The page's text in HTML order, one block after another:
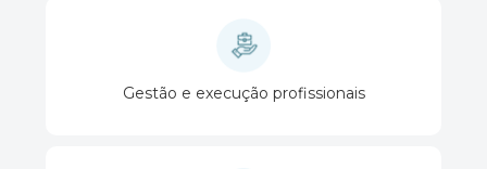
Gestão e execução profissionais